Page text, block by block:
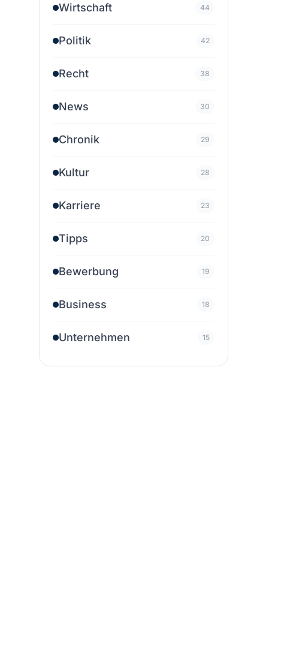
Wirtschaft 44
Politik 42
Recht 38
News 30
Chronik 29
Kultur 28
Karriere 23
Tipps 20
Bewerbung 19
Business 18
Unternehmen 15